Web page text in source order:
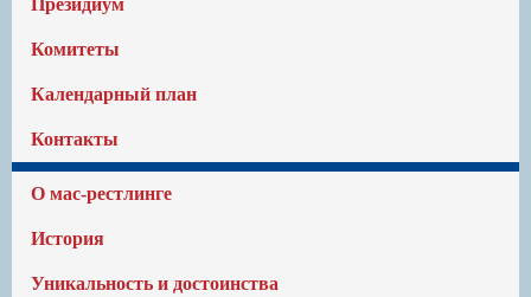
Президиум
Комитеты
Календарный план
Контакты
О мас-рестлинге
История
Уникальность и достоинства